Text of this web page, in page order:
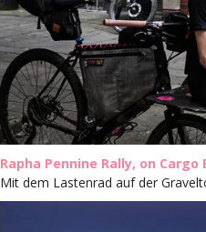
Rapha Pennine Rally, on Cargo
Mit dem Lastenrad auf der